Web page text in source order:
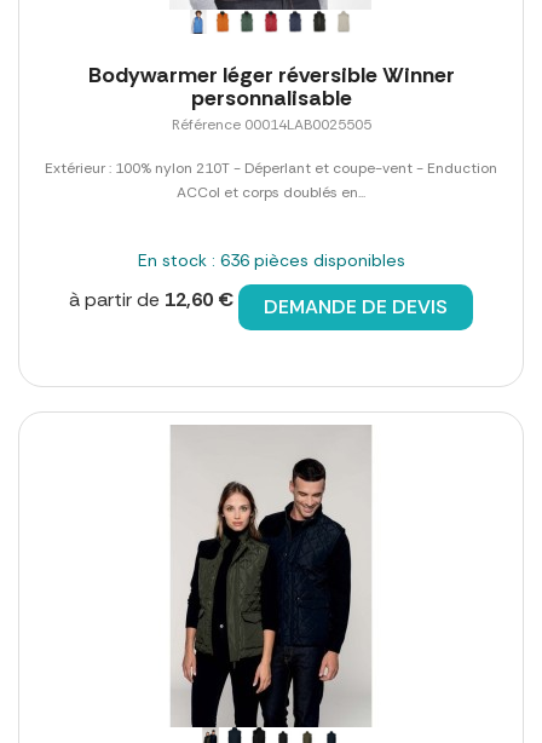
Bodywarmer léger réversible Winner
personnalisable
Référence 00014LAB0025505
Extérieur : 100% nylon 210T - Déperlant et coupe-vent - Enduction
ACCol et corps doublés en...
En stock : 636 pièces disponibles
à partir de 12,60 € DEMANDE DE DEVIS